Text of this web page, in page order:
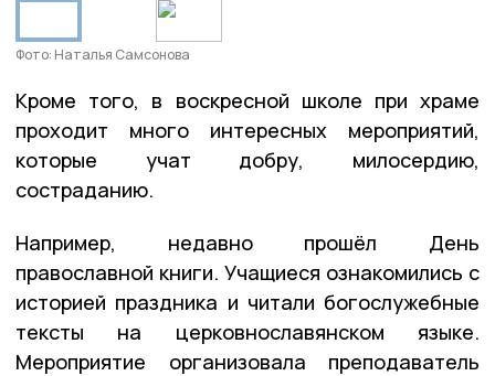
Фото: Наталья Самсонова
Кроме того, в воскресной школе при храме
проходит много интересных мероприятий,
которые учат добру, милосердию,
состраданию.
Например, недавно прошёл День
православной книги. Учащиеся ознакомились с
историей праздника и читали богослужебные
тексты на церковнославянском языке.
Мероприятие организовала преподаватель